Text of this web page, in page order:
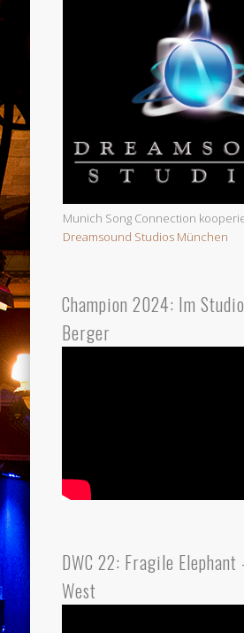
Munich Song Connection
Dreamsound Studios München
Champion 2024: Im
Berger
DWC 22: Fragile Elephant
West